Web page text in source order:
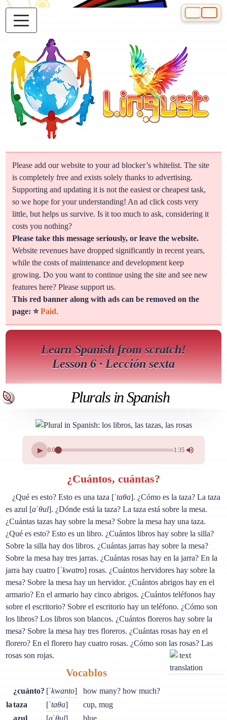
Please add our website to your ad blocker’s whitelist. The site
is completely free and exists solely thanks to advertising.
Supporting and updating it is not the easiest or cheapest task,
so we hope for your understanding! An ad click costs very
little, but helps us survive. Is it too much to ask, considering it
costs you nothing?
Please take this message seriously, or leave the website.
Website revenues have dropped significantly in recent years,
while the costs of maintenance and development keep
growing. Do you want to continue using the site and see new
features here? Please support us.
This red banner along with ads can be removed on the
page: ⭐Paid.
Learn Spanish from scratch!
Lesson 6 · Lección sexta
Plurals in Spanish
▶ 0:00 1:35
¿Cuántos, cuántas?
¿Qué es esto? Esto es una taza [ˈtaθa]. ¿Cómo es la taza? La taza
es azul [aˈθul]. ¿Dónde está la taza? La taza está sobre la mesa.
¿Cuántas tazas hay sobre la mesa? Sobre la mesa hay una taza.
¿Qué es esto? Esto es un libro. ¿Cuántos libros hay sobre la silla?
Sobre la silla hay dos libros. ¿Cuántas jarras hay sobre la mesa?
Sobre la mesa hay tres jarras. ¿Cuántas rosas hay en la jarra? En la
jarra hay cuatro [ˈkwatro] rosas. ¿Cuántos hervidores hay sobre la
mesa? Sobre la mesa hay un hervidor. ¿Cuántos abrigos hay en el
armario? En el armario hay cinco abrigos. ¿Cuántos teléfonos hay
sobre el escritorio? Sobre el escritorio hay un teléfono. ¿Cómo son
los libros? Los libros son blancos. ¿Cuántos floreros hay sobre la
mesa? Sobre la mesa hay tres floreros. ¿Cuántas rosas hay en el
florero? En el florero hay cuatro rosas. ¿Cómo son las rosas? Las
rosas son rojas.
Vocablos
¿cuánto? [ˈkwanto]
how many? how much?
lataza [ˈtaθa]
cup, mug
azul
[aˈθul]
blue